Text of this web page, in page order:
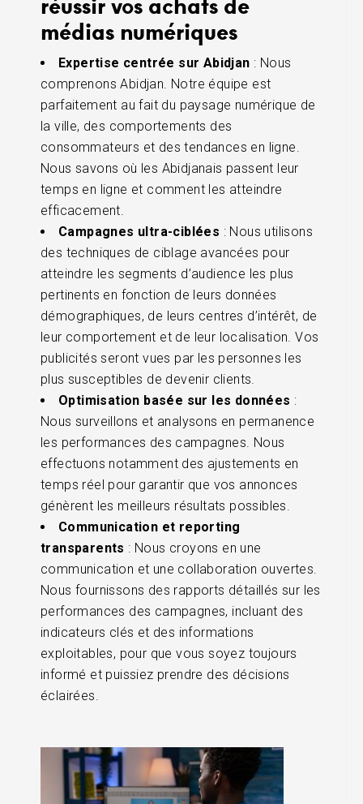
médias numériques
Expertise centrée sur Abidjan : Nous
comprenons Abidjan. Notre équipe est
parfaitement au fait du paysage numérique de
la ville, des comportements des
consommateurs et des tendances en ligne.
Nous savons où les Abidjanais passent leur
temps en ligne et comment les atteindre
efficacement.
Campagnes ultra-ciblées : Nous utilisons
des techniques de ciblage avancées pour
atteindre les segments d’audience les plus
pertinents en fonction de leurs données
démographiques, de leurs centres d’intérêt, de
leur comportement et de leur localisation. Vos
publicités seront vues par les personnes les
plus susceptibles de devenir clients.
Optimisation basée sur les données :
Nous surveillons et analysons en permanence
les performances des campagnes. Nous
effectuons notamment des ajustements en
temps réel pour garantir que vos annonces
génèrent les meilleurs résultats possibles.
Communication et reporting
transparents : Nous croyons en une
communication et une collaboration ouvertes.
Nous fournissons des rapports détaillés sur les
performances des campagnes, incluant des
indicateurs clés et des informations
exploitables, pour que vous soyez toujours
informé et puissiez prendre des décisions
éclairées.